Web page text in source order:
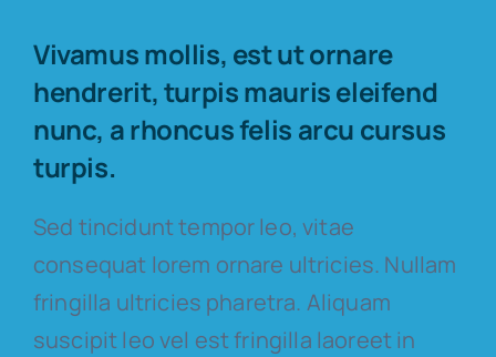
Vivamus mollis, est ut ornare
hendrerit, turpis mauris eleifend
nunc, a rhoncus felis arcu cursus
turpis.
Sed tincidunt tempor leo, vitae
consequat lorem ornare ultricies. Nullam
fringilla ultricies pharetra. Aliquam
suscipit leo vel est fringilla laoreet in